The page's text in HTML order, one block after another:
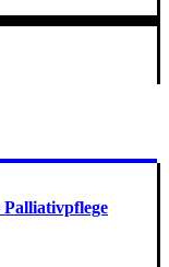
Palliativpflege